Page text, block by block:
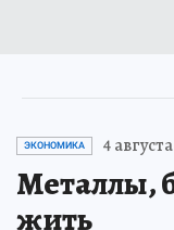
ЭКОНОМИКА 4
Металлы,
жить